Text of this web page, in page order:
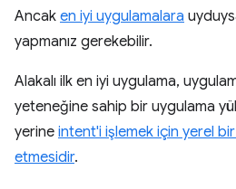
Ancak en iyi uygulamalara
yapmanız gerekebilir.
Alakalı ilk en iyi uygulama,
yeteneğine sahip bir uygulama
yerine intent'i işlemek için yerel
etmesidir.